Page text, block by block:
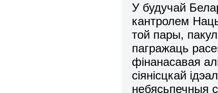
У будучай
кантролем
той пары,
пагражаць
фінанасавая
сіянісцкай
небясьпечныя